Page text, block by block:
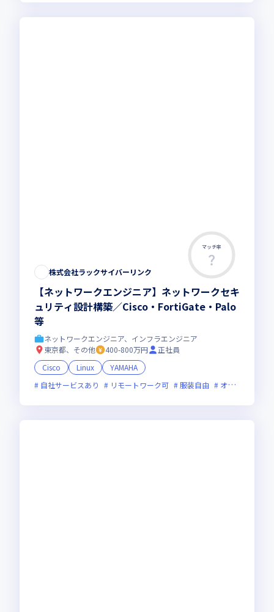
マッチ率
株式会社ラックサイバーリンク
【ネットワークエンジニア】ネットワークセキ
ュリティ設計構築／Cisco・FortiGate・Palo
等
ネットワークエンジニア、インフラエンジニア
東京都、その他
400-800万円
正社員
Cisco
Linux
YAMAHA
自社サービスあり
リモートワーク可 服装自由 オンライン選考可